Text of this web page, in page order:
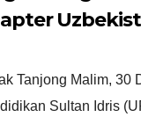
Tanjong Malim, 30
Sultan Idris